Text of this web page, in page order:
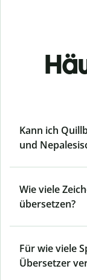
Kann ich
und
Wie viele
übersetzen?
Für wie viele
Übersetzer